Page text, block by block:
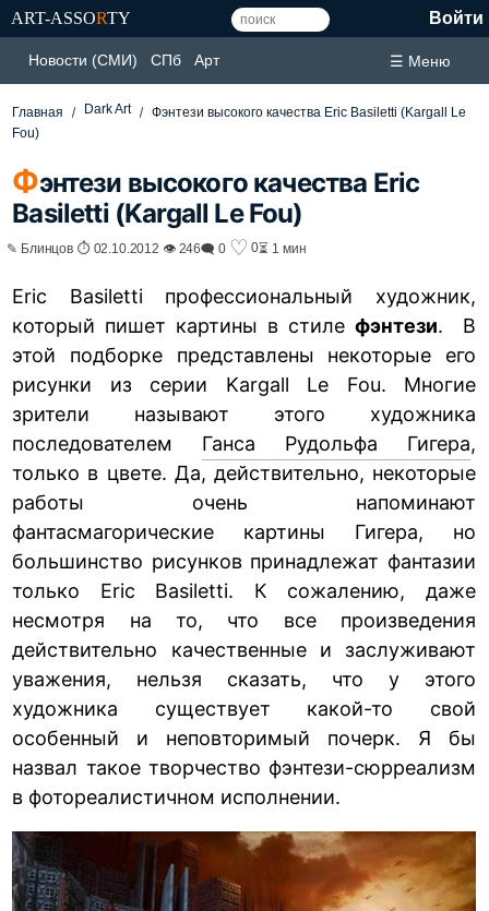
ART-ASSORTY Войти
Новости (СМИ) СПб Арт ☰ Меню
Главная Dark Art
Фэнтези высокого качества Eric Basiletti (Kargall Le
Fou)
Фэнтези высокого качества Eric
Basiletti (Kargall Le Fou)
✎ Блинцов ⏱ 02.10.2012 👁 246🗨 0 ♡ 0⏳ 1 мин
Eric Basiletti профессиональный художник,
который пишет картины в стилефэнтези. В
этой подборке представлены некоторые его
рисунки из серии Kargall Le Fou. Многие
зрители называют этого художника
последователем Ганса Рудольфа Гигера,
только в цвете. Да, действительно, некоторые
работы очень напоминают
фантасмагорические картины Гигера, но
большинство рисунков принадлежат фантазии
только Eric Basiletti. К сожалению, даже
несмотря на то, что все произведения
действительно качественные и заслуживают
уважения, нельзя сказать, что у этого
художника существует какой-то свой
особенный и неповторимый почерк. Я бы
назвал такое творчество фэнтези-сюрреализм
в фотореалистичном исполнении.